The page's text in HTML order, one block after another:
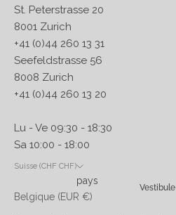
St. Peterstrasse 20
8001 Zurich
+41 (0)44 260 13 31
Seefeldstrasse 56
8008 Zurich
+41 (0)44 260 13 20
Lu - Ve 09:30 - 18:30
Sa 10:00 - 18:00
Suisse (CHF CHF)
pays
Belgique (EUR €)
Vestibule